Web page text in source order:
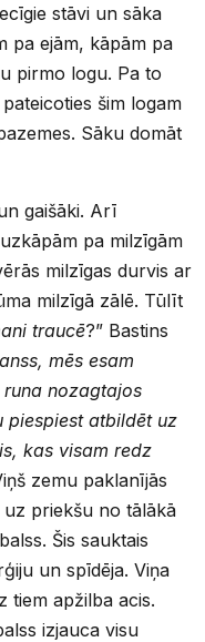
stāvi un sāka
pa ejām, kāpām pa
pirmo logu. Pa to
šim logam
Sāku domāt
gaišāki. Arī
pa milzīgām
milzīgas durvis ar
milzīgā zālē. Tūlīt
traucē?” Bastins
mēs esam
nozagtajos
piespiest atbildēt uz
kas visam redz
zemu paklanījās
priekšu no tālākā
Šis sauktais
un spīdēja. Viņa
tiem apžilba acis.
izjauca visu